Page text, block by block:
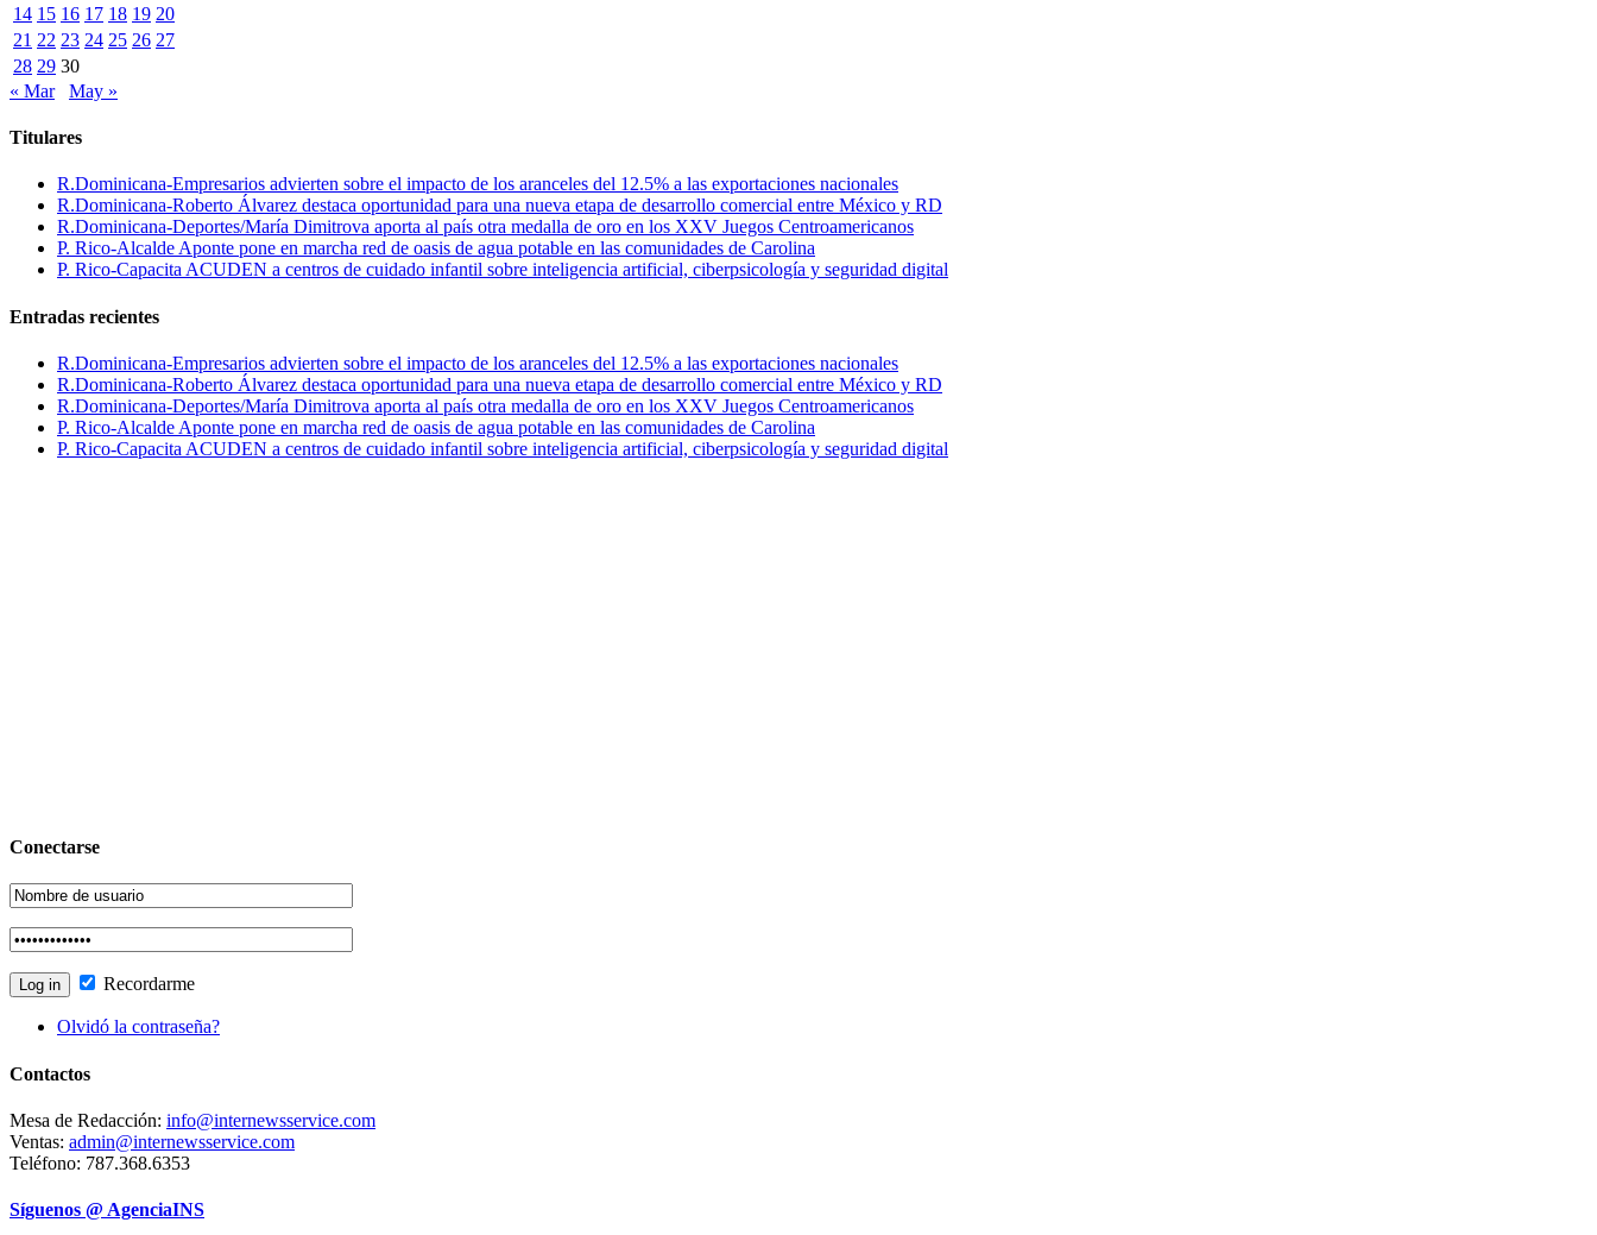
14 15 16 17 18 19 20
21 22 23 24 25 26 27
28 29 30
« Mar
May »
Titulares
R.Dominicana-Empresarios advierten sobre el impacto de los aranceles del 12.5% a las exportaciones nacionales
R.Dominicana-Roberto Álvarez destaca oportunidad para una nueva etapa de desarrollo comercial entre México y RD
R.Dominicana-Deportes/María Dimitrova aporta al país otra medalla de oro en los XXV Juegos Centroamericanos
P. Rico-Alcalde Aponte pone en marcha red de oasis de agua potable en las comunidades de Carolina
P. Rico-Capacita ACUDEN a centros de cuidado infantil sobre inteligencia artificial, ciberpsicología y seguridad digital
Entradas recientes
R.Dominicana-Empresarios advierten sobre el impacto de los aranceles del 12.5% a las exportaciones nacionales
R.Dominicana-Roberto Álvarez destaca oportunidad para una nueva etapa de desarrollo comercial entre México y RD
R.Dominicana-Deportes/María Dimitrova aporta al país otra medalla de oro en los XXV Juegos Centroamericanos
P. Rico-Alcalde Aponte pone en marcha red de oasis de agua potable en las comunidades de Carolina
P. Rico-Capacita ACUDEN a centros de cuidado infantil sobre inteligencia artificial, ciberpsicología y seguridad digital
Conectarse
Recordarme
Olvidó la contraseña?
Contactos
Mesa de Redacción: info@internewsservice.com
Ventas: admin@internewsservice.com
Teléfono: 787.368.6353
Síguenos @ AgenciaINS